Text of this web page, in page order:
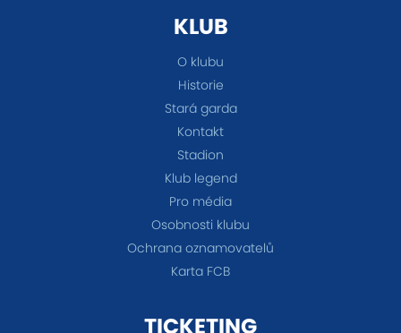
KLUB
O klubu
Historie
Stará garda
Kontakt
Stadion
Klub legend
Pro média
Osobnosti klubu
Ochrana oznamovatelů
Karta FCB
TICKETING